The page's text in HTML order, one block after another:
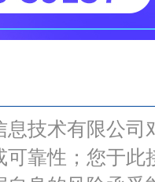
息技术有限公
靠性；您于